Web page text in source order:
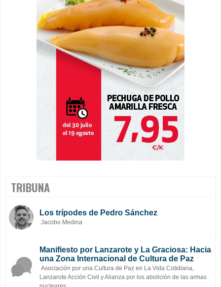
TRIBUNA
Los trípodes de Pedro Sánchez
Jacobo Medina
Manifiesto por Lanzarote y La Graciosa: Hacia
una Zona Internacional de Cultura de Paz
Asociación por una Cultura de Paz en La Vida Cotidiana,
Lanzarote Acción Civil y Alianza por los abolición de las armas